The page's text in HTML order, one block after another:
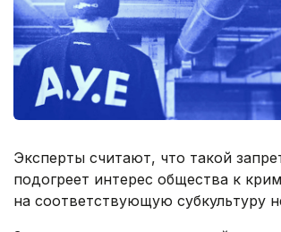
Эксперты считают, что такой
подогреет интерес общества к
на соответствующую субкультуру